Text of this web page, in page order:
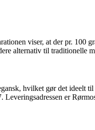
viser, at der pr. 100
alternativ til traditionelle
hvilket gør det ideelt
er